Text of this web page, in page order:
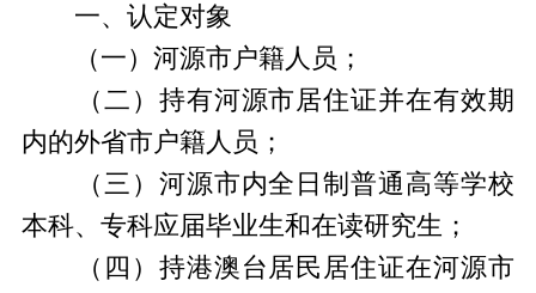
一、认定对象
（一）河源市户籍人员；
（二）持有河源市居住证并在有效期
内的外省市户籍人员；
（三）河源市内全日制普通高等学校
本科、专科应届毕业生和在读研究生；
（四）持港澳台居民居住证在河源市